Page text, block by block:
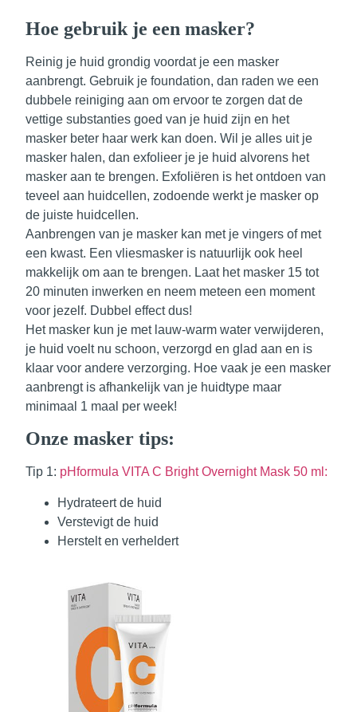
Hoe gebruik je een masker?
Reinig je huid grondig voordat je een masker
aanbrengt. Gebruik je foundation, dan raden we een
dubbele reiniging aan om ervoor te zorgen dat de
vettige substanties goed van je huid zijn en het
masker beter haar werk kan doen. Wil je alles uit je
masker halen, dan exfolieer je je huid alvorens het
masker aan te brengen. Exfoliëren is het ontdoen van
teveel aan huidcellen, zodoende werkt je masker op
de juiste huidcellen.
Aanbrengen van je masker kan met je vingers of met
een kwast. Een vliesmasker is natuurlijk ook heel
makkelijk om aan te brengen. Laat het masker 15 tot
20 minuten inwerken en neem meteen een moment
voor jezelf. Dubbel effect dus!
Het masker kun je met lauw-warm water verwijderen,
je huid voelt nu schoon, verzorgd en glad aan en is
klaar voor andere verzorging. Hoe vaak je een masker
aanbrengt is afhankelijk van je huidtype maar
minimaal 1 maal per week!
Onze masker tips:
Tip 1: pHformula VITA C Bright Overnight Mask 50 ml:
Hydrateert de huid
Verstevigt de huid
Herstelt en verheldert